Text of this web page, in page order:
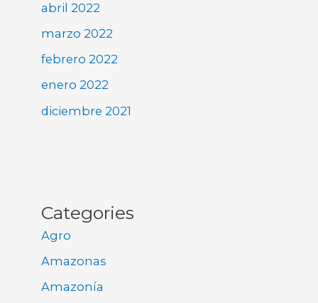
abril 2022
marzo 2022
febrero 2022
enero 2022
diciembre 2021
Categories
Agro
Amazonas
Amazonía